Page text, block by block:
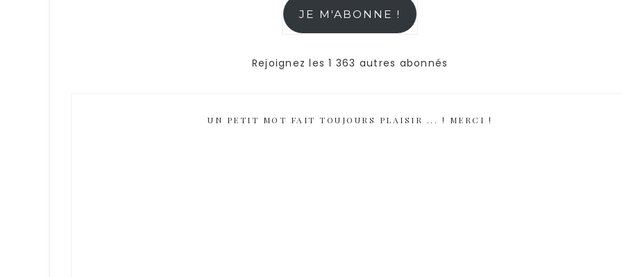
JE M'ABONNE !
Rejoignez les 1 363 autres abonnés
UN PETIT MOT FAIT TOUJOURS PLAISIR ... ! MERCI !